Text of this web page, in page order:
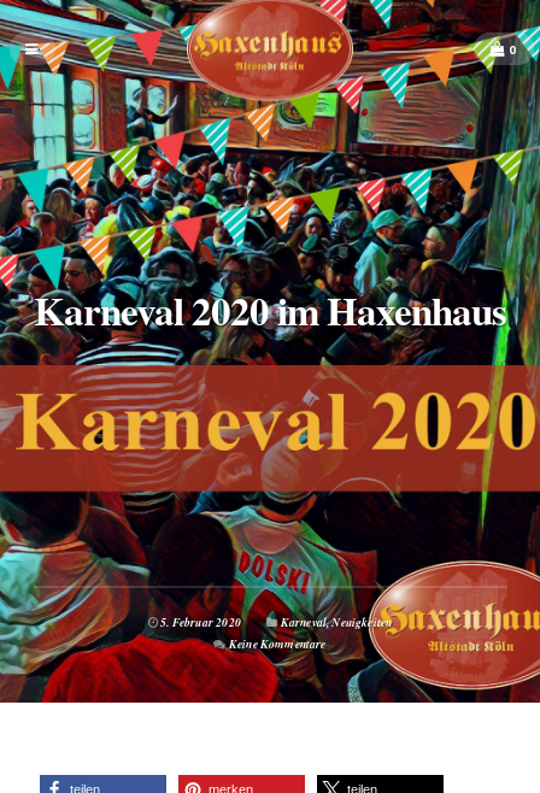
0
Karneval 2020 im Haxenhaus
5. Februar 2020 Karneval,Neuigkeiten
Keine Kommentare
teilen merken teilen